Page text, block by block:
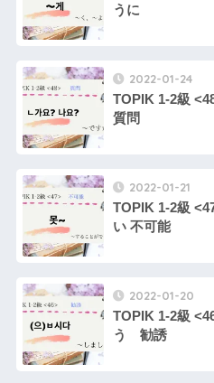
うに
2022-01-24
TOPIK 1-2級 <48> ㄴ가
質問
2022-01-21
TOPIK 1-2級 <47> 못~ ～する
い 不可能
2022-01-20
TOPIK 1-2級
う 勧誘